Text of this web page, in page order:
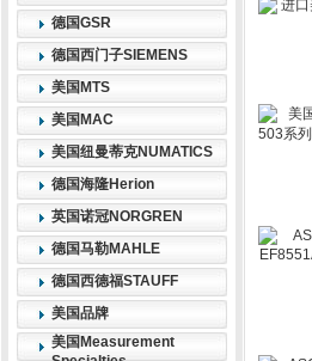
德国GSR
德国西门子SIEMENS
美国MTS
美国MAC
美国纽曼蒂克NUMATICS
德国海隆Herion
英国诺冠NORGREN
德国马勒MAHLE
德国西德福STAUFF
美国品牌
美国Measurement